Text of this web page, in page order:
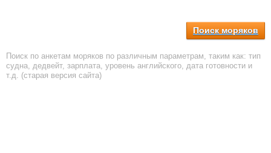
Поиск моряков
Поиск по анкетам моряков по различным параметрам, таким как: тип
судна, дедвейт, зарплата, уровень английского, дата готовности и
т.д. (старая версия сайта)